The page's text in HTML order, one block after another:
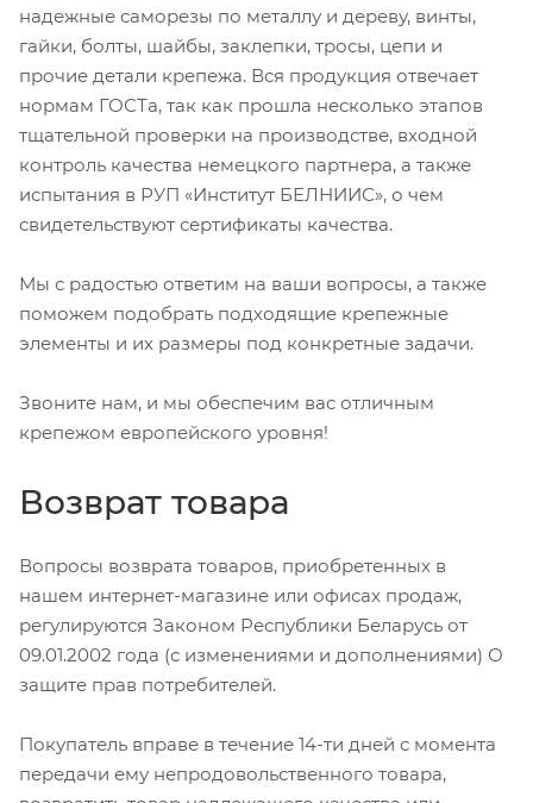
надежные саморезы по металлу и дереву, винты,
гайки, болты, шайбы, заклепки, тросы, цепи и
прочие детали крепежа. Вся продукция отвечает
нормам ГОСТа, так как прошла несколько этапов
тщательной проверки на производстве, входной
контроль качества немецкого партнера, а также
испытания в РУП «Институт БЕЛНИИС», о чем
свидетельствуют сертификаты качества.
Мы с радостью ответим на ваши вопросы, а также
поможем подобрать подходящие крепежные
элементы и их размеры под конкретные задачи.
Звоните нам, и мы обеспечим вас отличным
крепежом европейского уровня!
Возврат товара
Вопросы возврата товаров, приобретенных в
нашем интернет-магазине или офисах продаж,
регулируются Законом Республики Беларусь от
09.01.2002 года (с изменениями и дополнениями) О
защите прав потребителей.
Покупатель вправе в течение 14-ти дней с момента
передачи ему непродовольственного товара,